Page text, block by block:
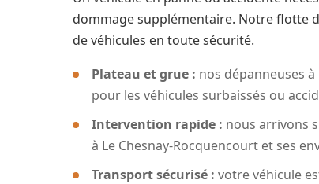
dommage supplémentaire. Notre flotte
de véhicules en toute sécurité.
Plateau et grue : nos dépanneuses
pour les véhicules surbaissés ou
Intervention rapide : nous arrivons
à Le Chesnay-Rocquencourt et ses
Transport sécurisé : votre véhicule